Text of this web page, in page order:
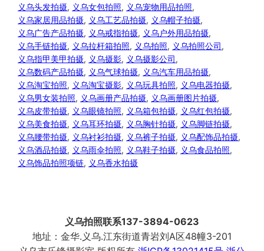
义乌头发拍摄, 义乌女包拍照, 义乌宠物用品拍照,
义乌家居用品拍摄, 义乌工艺品拍摄, 义乌帽子拍摄,
义乌广告产品拍摄, 义乌戒指拍摄, 义乌户外用品拍摄,
义乌手链拍摄, 义乌拉杆箱拍照, 义乌拍照, 义乌拍照公司,
义乌指甲美甲拍摄, 义乌摄影, 义乌摄影公司,
义乌数码产品拍摄, 义乌气球拍摄, 义乌汽车用品拍摄,
义乌淘宝拍照, 义乌淘宝摄影, 义乌玩具拍照, 义乌电器拍摄,
义乌男女装拍照, 义乌画册产品拍摄, 义乌画册图片拍摄,
义乌皮带拍摄, 义乌眼镜拍照, 义乌箱包拍摄, 义乌红包拍摄,
义乌美食拍摄, 义乌耳环拍摄, 义乌胸针拍摄, 义乌脚链拍摄,
义乌腰带拍摄, 义乌衬衫拍摄, 义乌裤子拍摄, 义乌配饰品拍摄,
义乌酒品拍摄, 义乌雨伞拍照, 义乌鞋子拍摄, 义乌食品拍照,
义乌饰品拍照项链, 义乌香水拍摄
义乌拍照联系137-3894-0623
地址：金华.义乌.江东街道青岩刘A区48幢3-201